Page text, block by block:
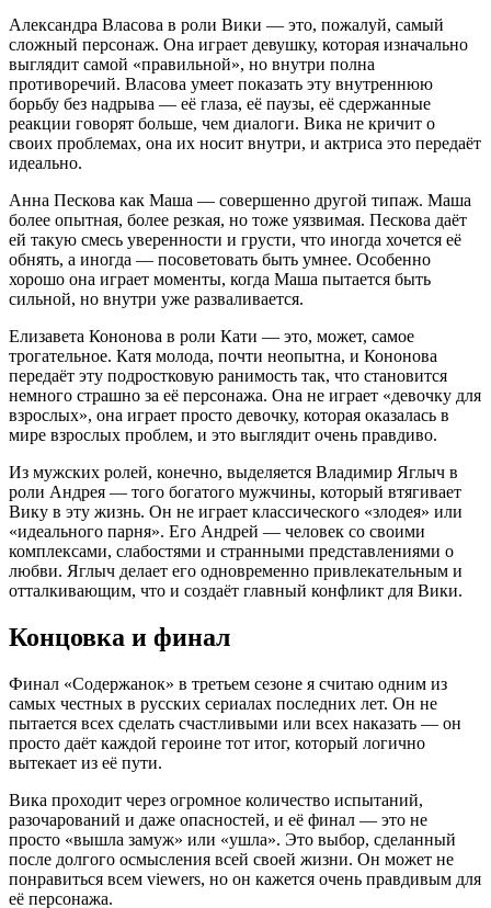
Александра Власова в роли Вики — это, пожалуй, самый
сложный персонаж. Она играет девушку, которая изначально
выглядит самой «правильной», но внутри полна
противоречий. Власова умеет показать эту внутреннюю
борьбу без надрыва — её глаза, её паузы, её сдержанные
реакции говорят больше, чем диалоги. Вика не кричит о
своих проблемах, она их носит внутри, и актриса это передаёт
идеально.
Анна Пескова как Маша — совершенно другой типаж. Маша
более опытная, более резкая, но тоже уязвимая. Пескова даёт
ей такую смесь уверенности и грусти, что иногда хочется её
обнять, а иногда — посоветовать быть умнее. Особенно
хорошо она играет моменты, когда Маша пытается быть
сильной, но внутри уже разваливается.
Елизавета Кононова в роли Кати — это, может, самое
трогательное. Катя молода, почти неопытна, и Кононова
передаёт эту подростковую ранимость так, что становится
немного страшно за её персонажа. Она не играет «девочку для
взрослых», она играет просто девочку, которая оказалась в
мире взрослых проблем, и это выглядит очень правдиво.
Из мужских ролей, конечно, выделяется Владимир Яглыч в
роли Андрея — того богатого мужчины, который втягивает
Вику в эту жизнь. Он не играет классического «злодея» или
«идеального парня». Его Андрей — человек со своими
комплексами, слабостями и странными представлениями о
любви. Яглыч делает его одновременно привлекательным и
отталкивающим, что и создаёт главный конфликт для Вики.
Концовка и финал
Финал «Содержанок» в третьем сезоне я считаю одним из
самых честных в русских сериалах последних лет. Он не
пытается всех сделать счастливыми или всех наказать — он
просто даёт каждой героине тот итог, который логично
вытекает из её пути.
Вика проходит через огромное количество испытаний,
разочарований и даже опасностей, и её финал — это не
просто «вышла замуж» или «ушла». Это выбор, сделанный
после долгого осмысления всей своей жизни. Он может не
понравиться всем viewers, но он кажется очень правдивым для
её персонажа.